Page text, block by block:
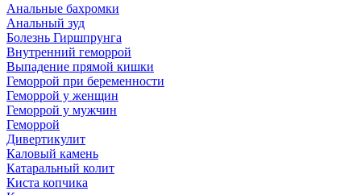
Анальные бахромки
Анальный зуд
Болезнь Гиршпрунга
Внутренний геморрой
Выпадение прямой кишки
Геморрой при беременности
Геморрой у женщин
Геморрой у мужчин
Геморрой
Дивертикулит
Каловый камень
Катаральный колит
Киста копчика